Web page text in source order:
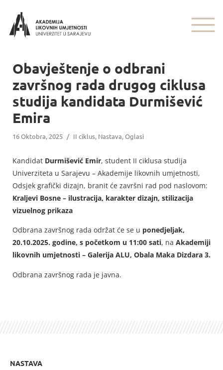
Obavještenje o odbrani
završnog rada drugog ciklusa
studija kandidata Durmišević
Emira
16 Oktobra, 2025 / II ciklus, Nastava,Oglasi
Kandidat Durmišević Emir, student II ciklusa studija
Univerziteta u Sarajevu – Akademije likovnih umjetnosti,
Odsjek grafički dizajn, branit će završni rad pod naslovom:
Kraljevi Bosne – ilustracija, karakter dizajn, stilizacija
vizuelnog prikaza
Odbrana završnog rada održat će se u ponedjeljak,
20.10.2025. godine, s početkom u 11:00 sati, na Akademiji
likovnih umjetnosti – Galerija ALU, Obala Maka Dizdara 3.
Odbrana završnog rada je javna.
NASTAVA